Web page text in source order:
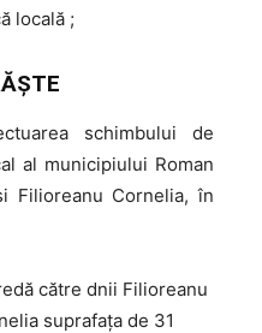
locală ;
schimbului de
al municipiului Roman
Filioreanu Cornelia, în
către dnii Filioreanu
suprafaţa de 31